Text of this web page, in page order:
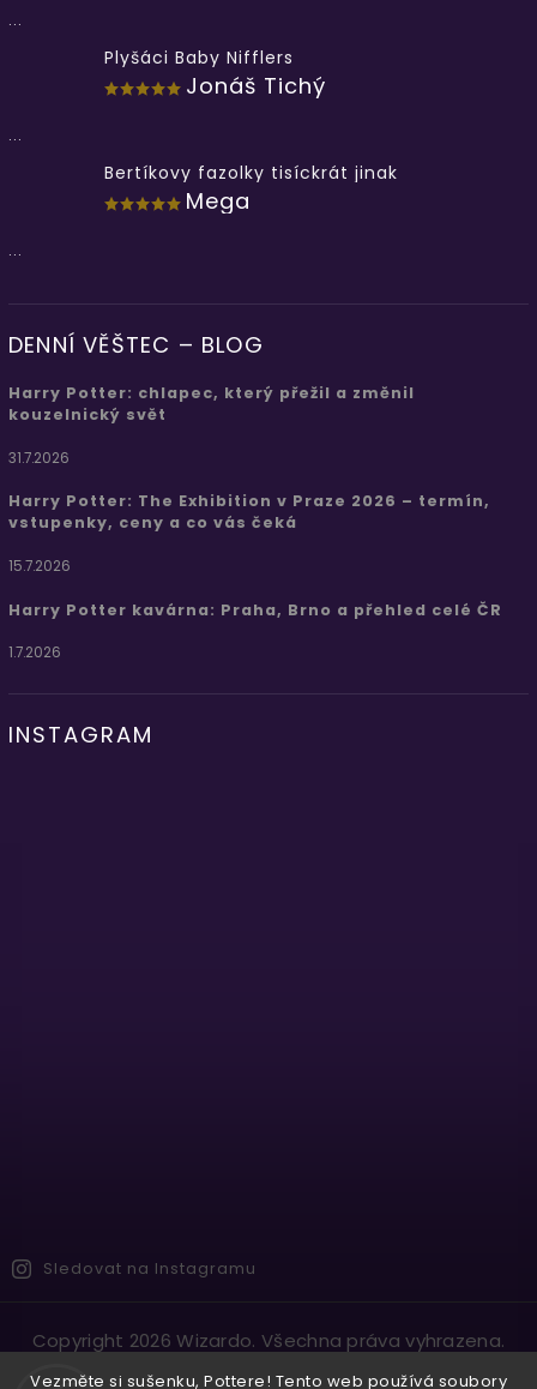
Vezměte si sušenku, Pottere! Tento web používá soubory
...
Plyšáci Baby Nifflers
Jonáš Tichý
...
Bertíkovy fazolky tisíckrát jinak
Mega
...
DENNÍ VĚŠTEC – BLOG
Harry Potter: chlapec, který přežil a změnil
kouzelnický svět
31.7.2026
Harry Potter: The Exhibition v Praze 2026 – termín,
vstupenky, ceny a co vás čeká
15.7.2026
Harry Potter kavárna: Praha, Brno a přehled celé ČR
1.7.2026
INSTAGRAM
Sledovat na Instagramu
Copyright 2026Wizardo. Všechna práva vyhrazena.
VytvořilShoptet| DesignShoptak.cz.